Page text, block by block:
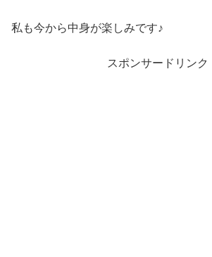
私も今から中身が楽しみです♪
スポンサードリンク